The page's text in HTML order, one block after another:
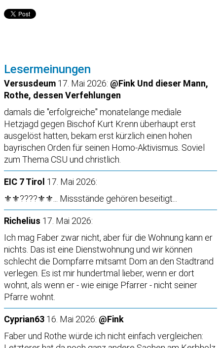
Lesermeinungen
Versusdeum 17. Mai 2026: @Fink Und dieser Mann,
Rothe, dessen Verfehlungen
damals die "erfolgreiche" monatelange mediale
Hetzjagd gegen Bischof Kurt Krenn überhaupt erst
ausgelöst hatten, bekam erst kürzlich einen hohen
bayrischen Orden für seinen Homo-Aktivismus. Soviel
zum Thema CSU und christlich.
EIC 7 Tirol 17. Mai 2026:
⚜️⚜️????⚜️⚜️... Missstände gehören beseitigt...
Richelius 17. Mai 2026:
Ich mag Faber zwar nicht, aber für die Wohnung kann er
nichts. Das ist eine Dienstwohnung und wir können
schlecht die Dompfarre mitsamt Dom an den Stadtrand
verlegen. Es ist mir hundertmal lieber, wenn er dort
wohnt, als wenn er - wie einige Pfarrer - nicht seiner
Pfarre wohnt.
Cyprian63 16. Mai 2026: @Fink
Faber und Rothe würde ich nicht einfach vergleichen: